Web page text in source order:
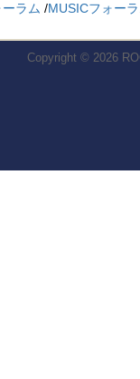
ラム /MUSICフォー
Copyright © 2026